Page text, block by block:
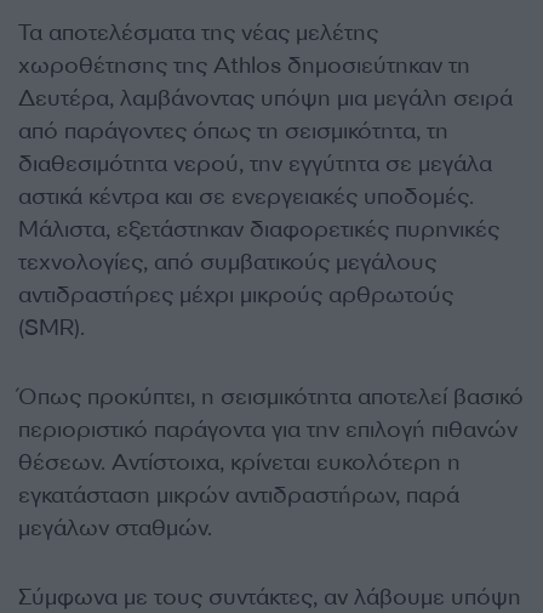
Τα αποτελέσματα της νέας μελέτης
χωροθέτησης της Athlos δημοσιεύτηκαν τη
Δευτέρα, λαμβάνοντας υπόψη μια μεγάλη σειρά
από παράγοντες όπως τη σεισμικότητα, τη
διαθεσιμότητα νερού, την εγγύτητα σε μεγάλα
αστικά κέντρα και σε ενεργειακές υποδομές.
Μάλιστα, εξετάστηκαν διαφορετικές πυρηνικές
τεχνολογίες, από συμβατικούς μεγάλους
αντιδραστήρες μέχρι μικρούς αρθρωτούς
(SMR).
Όπως προκύπτει, η σεισμικότητα αποτελεί βασικό
περιοριστικό παράγοντα για την επιλογή πιθανών
θέσεων. Αντίστοιχα, κρίνεται ευκολότερη η
εγκατάσταση μικρών αντιδραστήρων, παρά
μεγάλων σταθμών.
Σύμφωνα με τους συντάκτες, αν λάβουμε υπόψη